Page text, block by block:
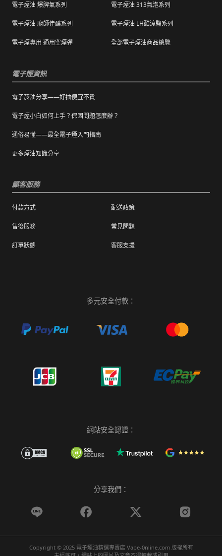
購買之商品若符合促銷活動（ 如滿減、免運等
有非人為造成的破壞、損毀或不完整的商品瑕
電子煙油 爆脾氣系列 電子煙油 313氣泡系列
電子煙油 廚師佳釀系列 電子煙油 LH酷涼鹽系列
電子煙專用 通用空煙彈 全部電子煙油商品總覽
電子煙資訊
電子菸油分享——好抽便宜不貴
電子煙小白如何上手？保固問題怎麼辦？
通俗易懂——最全電子煙入門指南
更多煙油知識分享
顧客服務
付款方式 配送政策
售後服務 常見問題
訂單狀態 客服支援
多元安全付款：
網站安全認證：
分享我們：
   
Copyright © 2025 電子煙油精選專賣店 Vape-0nline.com 版權所有